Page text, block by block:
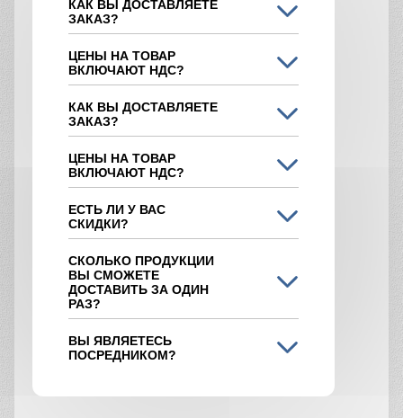
КАК ВЫ ДОСТАВЛЯЕТЕ
ЗАКАЗ?
ЦЕНЫ НА ТОВАР
ВКЛЮЧАЮТ НДС?
КАК ВЫ ДОСТАВЛЯЕТЕ
ЗАКАЗ?
ЦЕНЫ НА ТОВАР
ВКЛЮЧАЮТ НДС?
ЕСТЬ ЛИ У ВАС
СКИДКИ?
СКОЛЬКО ПРОДУКЦИИ
ВЫ СМОЖЕТЕ
ДОСТАВИТЬ ЗА ОДИН
РАЗ?
ВЫ ЯВЛЯЕТЕСЬ
ПОСРЕДНИКОМ?